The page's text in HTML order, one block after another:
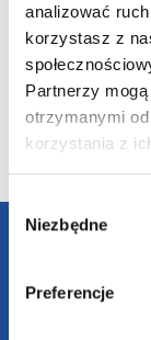
analizować
korzystasz z
Partnerzy
otrzymanymi
korzystania z
Wybór
zgody
Niezbędne
Preferencje
Darmowa